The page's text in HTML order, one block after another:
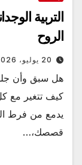
التربية
الروح
20 يوليو، 2026
هل سبق وأن
كيف تتغير مع
يدمع من فرط
قصصك،…